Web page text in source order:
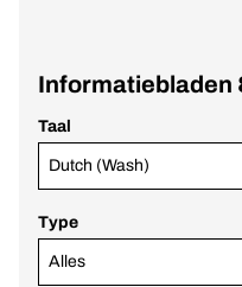
Informatiebladen
Taal
Dutch (Wash)
Type
Alles